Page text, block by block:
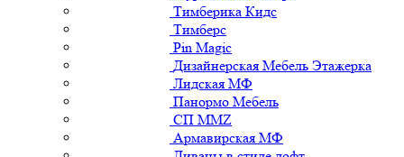
Тимберика Кидс
Тимберс
Pin Magic
Дизайнерская Мебель Этажерка
Лидская МФ
Панормо Мебель
СП ММZ
Армавирская МФ